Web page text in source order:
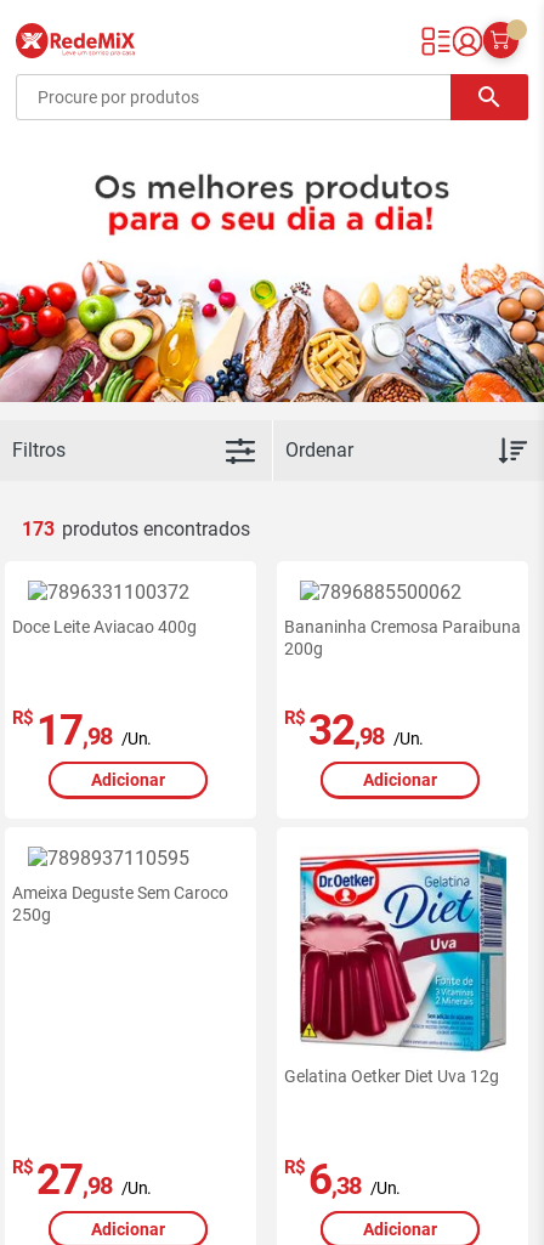
Redemix – Supermercado Online
search
Filtros
173
Ofertas
exclusivas
site
Doce Leite Aviacao 400g
R$ 17,98 /Un.
Adicionar
Bananinha Cremosa Paraibuna
200g
R$ 32,98 /Un.
Adicionar
Ameixa Deguste Sem Caroco
250g
R$ 27,98 /Un.
Adicionar
Gelatina Oetker Diet Uva 12g
R$ 6,38 /Un.
Adicionar